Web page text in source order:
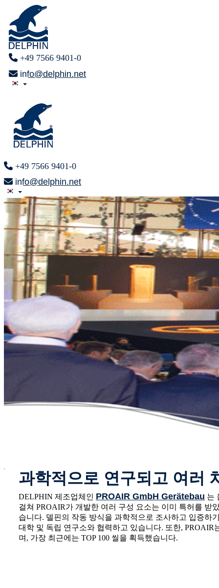
+49 7566 9401-0
info@delphin.net
+49 7566 9401-0
info@delphin.net
x
과학적으로 연구되고 여러
DELPHIN 제조업체인 PROAIR GmbH Gerätebau 는
걸쳐 PROAIR가 개발한 여러 구성 요소는 이미 특허를 받
습니다. 델핀의 작동 방식을 과학적으로 조사하고 입증하
대학 및 독립 연구소와 협력하고 있습니다. 또한,
며, 가장 최근에는 TOP 100 씰을 획득했습니다.